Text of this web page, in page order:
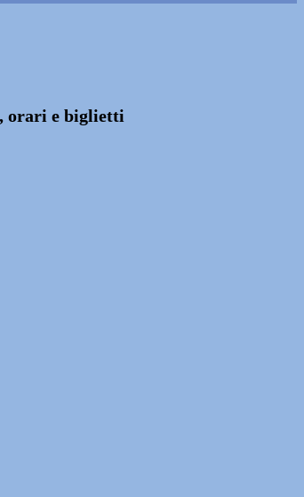
orari e biglietti